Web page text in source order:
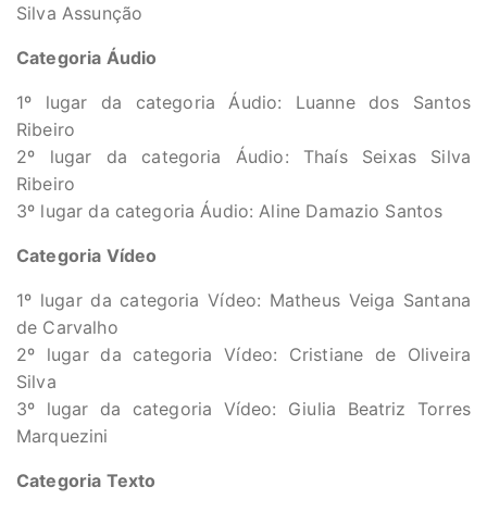
Silva Assunção
Categoria Áudio
1º lugar da categoria Áudio: Luanne dos Santos
Ribeiro
2º lugar da categoria Áudio: Thaís Seixas Silva
Ribeiro
3º lugar da categoria Áudio: Aline Damazio Santos
Categoria Vídeo
1º lugar da categoria Vídeo: Matheus Veiga Santana
de Carvalho
2º lugar da categoria Vídeo: Cristiane de Oliveira
Silva
3º lugar da categoria Vídeo: Giulia Beatriz Torres
Marquezini
Categoria Texto